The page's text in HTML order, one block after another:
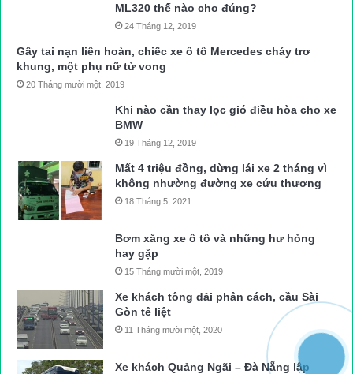
ML320 thế nào cho đúng?
24 Tháng 12, 2019
Gây tai nạn liên hoàn, chiếc xe ô tô Mercedes cháy trơ
khung, một phụ nữ tử vong
20 Tháng mười một, 2019
Khi nào cần thay lọc gió điều hòa cho xe
BMW
19 Tháng 12, 2019
Mất 4 triệu đồng, dừng lái xe 2 tháng vì
không nhường đường xe cứu thương
18 Tháng 5, 2021
Bơm xăng xe ô tô và những hư hỏng
hay gặp
15 Tháng mười một, 2019
Xe khách tông dải phân cách, cầu Sài
Gòn tê liệt
11 Tháng mười một, 2020
Xe khách Quảng Ngãi – Đà Nẵng lập